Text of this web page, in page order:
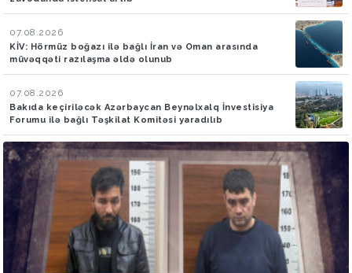
07.08.2026
KİV: Hörmüz boğazı ilə bağlı İran və Oman arasında
müvəqqəti razılaşma əldə olunub
07.08.2026
Bakıda keçiriləcək Azərbaycan Beynəlxalq İnvestisiya
Forumu ilə bağlı Təşkilat Komitəsi yaradılıb